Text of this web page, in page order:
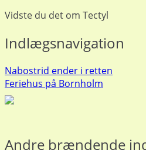
Vidste du det om Tectyl
Indlægsnavigation
Nabostrid ender i retten
Feriehus på Bornholm
Andre brændende